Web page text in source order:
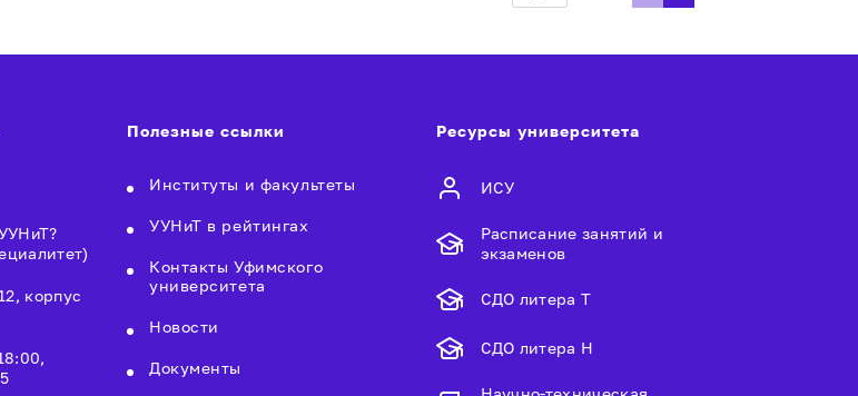
корпус
Полезные ссылки
Институты и факультеты
УУНиТ в рейтингах
Контакты Уфимского
университета
Новости
Документы
Ресурсы университета
ИСУ
Расписание занятий и
экзаменов
СДО литера Т
СДО литера Н